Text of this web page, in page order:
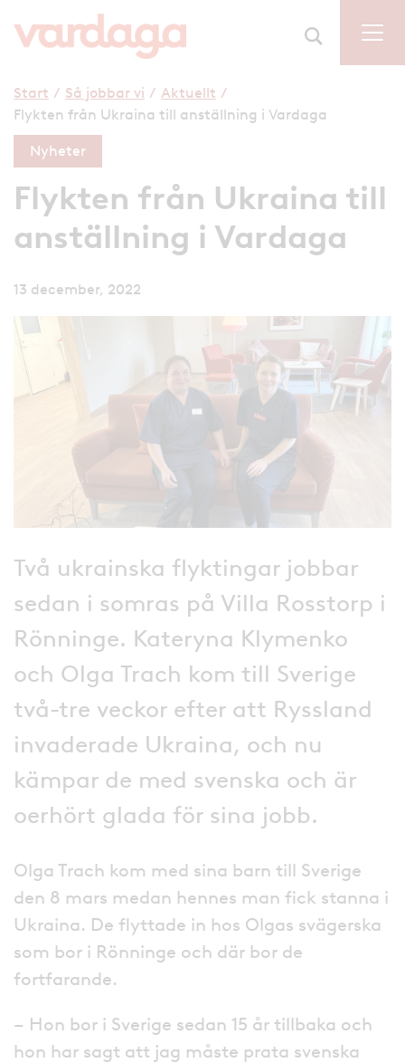
Start / Så jobbar vi / Aktuellt /
Flykten från Ukraina till anställning i Vardaga
Nyheter
Flykten från Ukraina till
anställning i Vardaga
13 december, 2022
Två ukrainska flyktingar jobbar
sedan i somras på Villa Rosstorp i
Rönninge. Kateryna Klymenko
och Olga Trach kom till Sverige
två-tre veckor efter att Ryssland
invaderade Ukraina, och nu
kämpar de med svenska och är
oerhört glada för sina jobb.
Olga Trach kom med sina barn till Sverige
den 8 mars medan hennes man fick stanna i
Ukraina. De flyttade in hos Olgas svägerska
som bor i Rönninge och där bor de
fortfarande.
– Hon bor i Sverige sedan 15 år tillbaka och
hon har sagt att jag måste prata svenska